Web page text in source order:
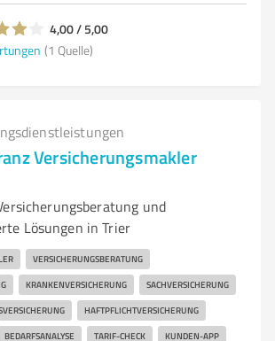
4,00 / 5,00
(1 Quelle)
Versicherungsmakler
und
Lösungen in Trier
VERSICHERUNGSBERATUNG
KRANKENVERSICHERUNG SACHVERSICHERUNG
HAFTPFLICHTVERSICHERUNG
BEDARFSANALYSE TARIF-CHECK KUNDEN-APP